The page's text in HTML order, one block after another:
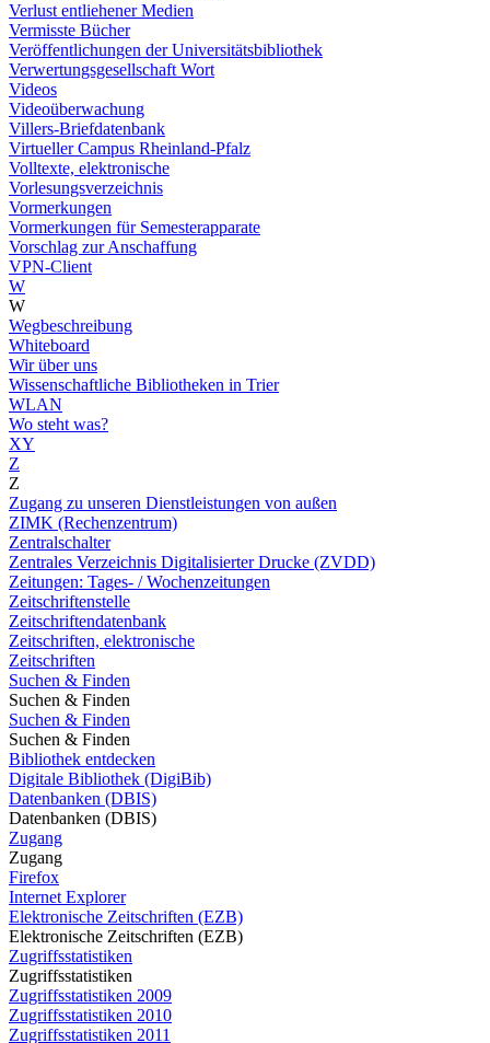
Verlust entliehener Medien
Vermisste Bücher
Veröffentlichungen der Universitätsbibliothek
Verwertungsgesellschaft Wort
Videos
Videoüberwachung
Villers-Briefdatenbank
Virtueller Campus Rheinland-Pfalz
Volltexte, elektronische
Vorlesungsverzeichnis
Vormerkungen
Vormerkungen für Semesterapparate
Vorschlag zur Anschaffung
VPN-Client
W
W
Wegbeschreibung
Whiteboard
Wir über uns
Wissenschaftliche Bibliotheken in Trier
WLAN
Wo steht was?
XY
Z
Z
Zugang zu unseren Dienstleistungen von außen
ZIMK (Rechenzentrum)
Zentralschalter
Zentrales Verzeichnis Digitalisierter Drucke (ZVDD)
Zeitungen: Tages- / Wochenzeitungen
Zeitschriftenstelle
Zeitschriftendatenbank
Zeitschriften, elektronische
Zeitschriften
Suchen & Finden
Suchen & Finden
Suchen & Finden
Suchen & Finden
Bibliothek entdecken
Digitale Bibliothek (DigiBib)
Datenbanken (DBIS)
Datenbanken (DBIS)
Zugang
Zugang
Firefox
Internet Explorer
Elektronische Zeitschriften (EZB)
Elektronische Zeitschriften (EZB)
Zugriffsstatistiken
Zugriffsstatistiken
Zugriffsstatistiken 2009
Zugriffsstatistiken 2010
Zugriffsstatistiken 2011